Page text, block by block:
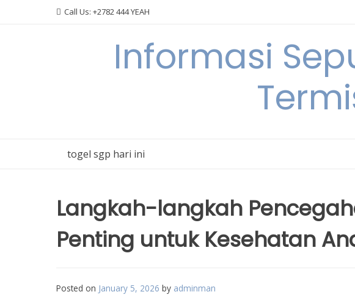
Call Us: +2782 444 YEAH
Informasi
togel sgp hari ini
Langkah-langkah
Penting untuk Kesehatan
Posted on January 5, 2026 by adminman